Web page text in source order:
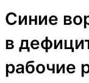
Синие
в
рабочие